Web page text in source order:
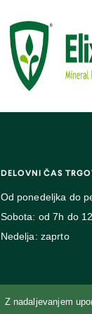
DELOVNI ČAS
Od ponedeljka do
Sobota: od 7h do
Nedelja: zaprto
Z nadaljevanjem